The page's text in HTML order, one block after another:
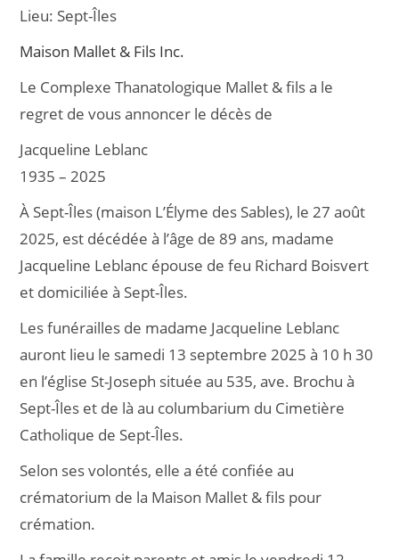
Lieu: Sept-Îles
Maison Mallet & Fils Inc.
Le Complexe Thanatologique Mallet & fils a le
regret de vous annoncer le décès de
Jacqueline Leblanc
1935 – 2025
À Sept-Îles (maison L’Élyme des Sables), le 27 août
2025, est décédée à l’âge de 89 ans, madame
Jacqueline Leblanc épouse de feu Richard Boisvert
et domiciliée à Sept-Îles.
Les funérailles de madame Jacqueline Leblanc
auront lieu le samedi 13 septembre 2025 à 10 h 30
en l’église St-Joseph située au 535, ave. Brochu à
Sept-Îles et de là au columbarium du Cimetière
Catholique de Sept-Îles.
Selon ses volontés, elle a été confiée au
crématorium de la Maison Mallet & fils pour
crémation.